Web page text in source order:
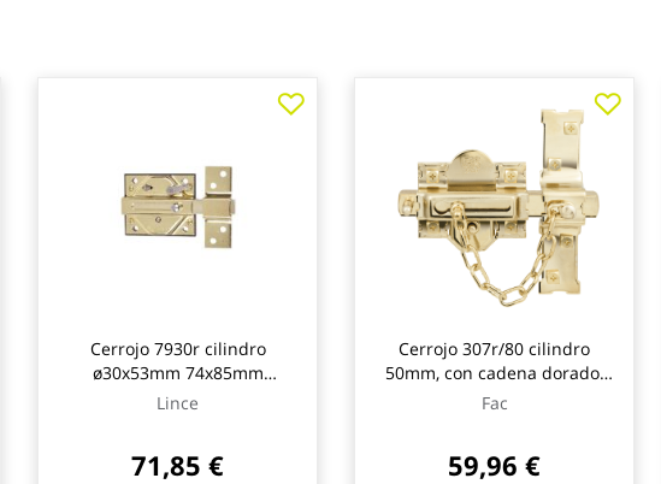
Cerrojo 7930r cilindro
ø30x53mm 74x85mm
latonado lince
Lince
71,85 €
Cerrojo 307r/80 cilindro
50mm, con cadena dorado,
derecha fac
Fac
59,96 €